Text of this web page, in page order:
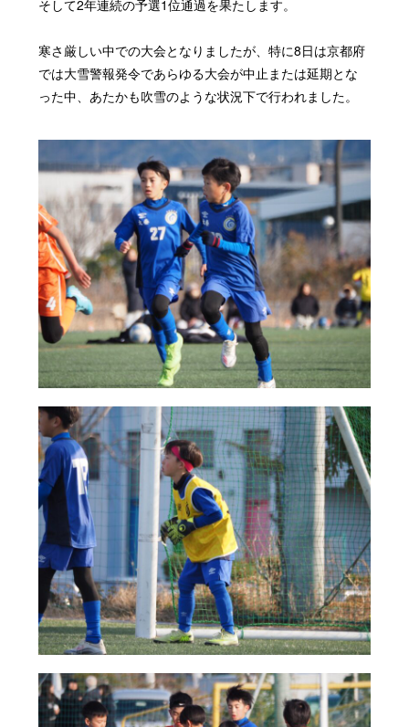
そして2年連続の予選1位通過を果たします。
寒さ厳しい中での大会となりましたが、特に8日は京都府
では大雪警報発令であらゆる大会が中止または延期とな
った中、あたかも吹雪のような状況下で行われました。